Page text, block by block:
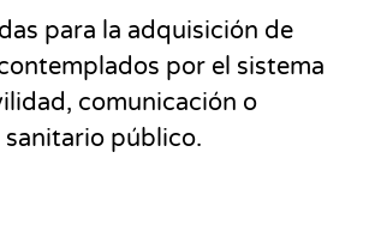
para la adquisición de
por el sistema
comunicación o
público.